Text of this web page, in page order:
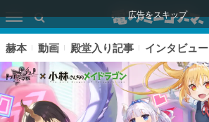
広告をスキップ
赫本 動画 殿堂入り記事 インタビュー